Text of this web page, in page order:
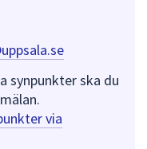
synpunkter ska du
via